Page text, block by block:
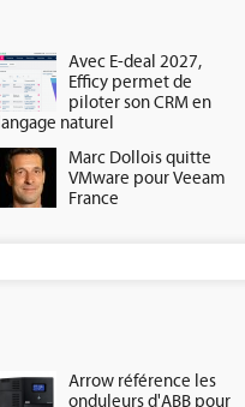
Avec E-deal 2027,
Efficy permet de
piloter son CRM en
langage naturel
Marc Dollois quitte
VMware pour Veeam
France
Arrow référence les
onduleurs d'ABB pour